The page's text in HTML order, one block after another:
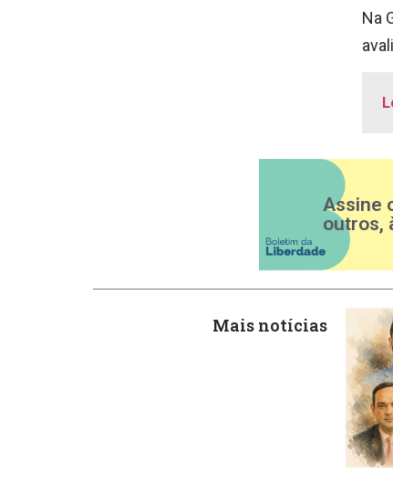
Na
Assine
outros,
Mais notícias